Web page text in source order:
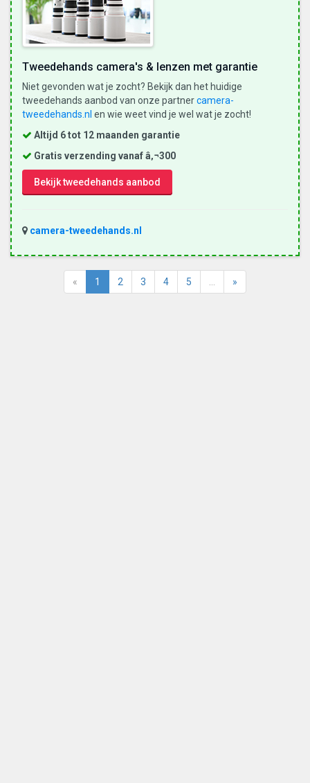
Tweedehands camera's & lenzen met garantie
Niet gevonden wat je zocht? Bekijk dan het huidige
tweedehands aanbod van onze partnercamera-
tweedehands.nl en wie weet vind je wel wat je zocht!
Altijd 6 tot 12 maanden garantie
Gratis verzending vanaf â‚¬300
Bekijk tweedehands aanbod
camera-tweedehands.nl
« 1 2 3 4 5 »